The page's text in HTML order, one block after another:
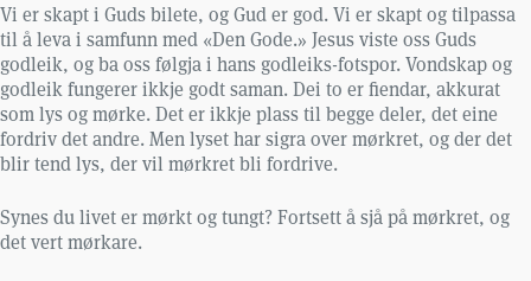
Vi er skapt i Guds bilete, og Gud er god. Vi er skapt og tilpassa
til å leva i samfunn med «Den Gode.» Jesus viste oss Guds
godleik, og ba oss følgja i hans godleiks-fotspor. Vondskap og
godleik fungerer ikkje godt saman. Dei to er fiendar, akkurat
som lys og mørke. Det er ikkje plass til begge deler, det eine
fordriv det andre. Men lyset har sigra over mørkret, og der det
blir tend lys, der vil mørkret bli fordrive.
Synes du livet er mørkt og tungt? Fortsett å sjå på mørkret, og
det vert mørkare.